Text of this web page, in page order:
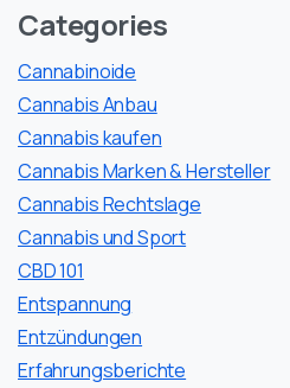
Categories
Cannabinoide
Cannabis Anbau
Cannabis kaufen
Cannabis Marken & Hersteller
Cannabis Rechtslage
Cannabis und Sport
CBD 101
Entspannung
Entzündungen
Erfahrungsberichte